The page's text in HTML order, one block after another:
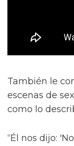
También le
escenas de
como lo
“Él nos dijo: